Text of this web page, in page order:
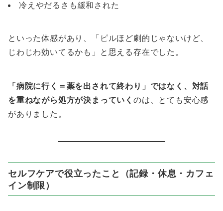
冷えやだるさも緩和された
といった体感があり、「ピルほど劇的じゃないけど、
じわじわ効いてるかも」と思える存在でした。
「病院に行く＝薬を出されて終わり」ではなく、対話
を重ねながら処方が決まっていく のは、とても安心感
がありました。
セルフケアで役立ったこと（記録・休息・カフェ
イン制限）